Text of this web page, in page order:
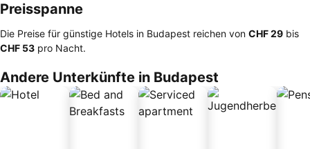
Preisspanne
Die Preise für günstige Hotels in Budapest reichen von ‎CHF 29 bis
‎CHF 53 pro Nacht.
Andere Unterkünfte in Budapest